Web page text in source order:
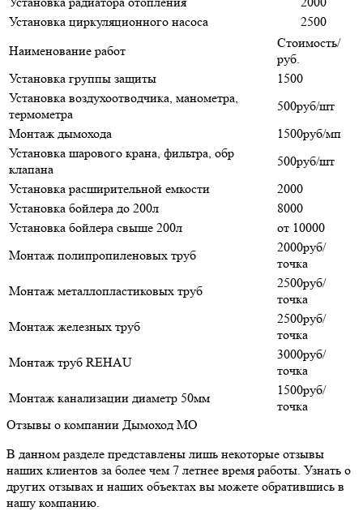
Установка циркуляционного насоса
2500
Наименование работ
Стоимость/
руб.
Установка группы защиты
1500
Установка воздухоотводчика, манометра,
термометра
500руб/шт
Монтаж дымохода
1500руб/мп
Установка шарового крана, фильтра, обр
клапана
500руб/шт
Установка расширительной емкости
2000
Установка бойлера до 200л
8000
Установка бойлера свыше 200л
от 10000
Монтаж полипропиленовых труб
2000руб/
точка
Монтаж металлопластиковых труб
2500руб/
точка
Монтаж железных труб
2500руб/
точка
Монтаж труб REHAU
3000руб/
точка
Монтаж канализации диаметр 50мм
1500руб/
точка
Отзывы о компании Дымоход МО
В данном разделе представлены лишь некоторые отзывы
наших клиентов за более чем 7 летнее время работы. Узнать о
других отзывах и наших объектах вы можете обратившись в
нашу компанию.